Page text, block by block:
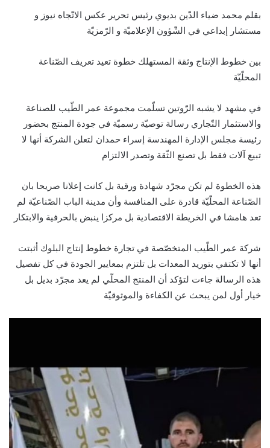
بقلم محمد ضياء الدّين بديوي رئيس تحرير عكس الاتّجاه نيوز و
مستشار إبداعي في الشّؤون الإعلاميّة و الرّمزيّة
بين خطوط الإنتاج وثقة المستهلك خطوة تعيد تعريف الصّناعة
المحلّيّة
في مشهد لا يشبه الرّوتين تسلّمت مجموعة عمر الطّيب للصناعة
والاستثمار التّجاري رسالة توصيّة رسميّة في جودة المنتج بحضور
رئيسة مجلس الإدارة المهندسة إسراء حمدان لتعلن الشركة أنها لا
تبيع آلات فقط بل تصنع الثّقة وتصدر الالتزام
هذه الخطوة لم تكن مجرّد شهادة ورقية بل كانت إعلانا صريحا بان
الصّناعة المحلّيّة قادرة على المنافسة وأن مدينة الباب الصّناعيّة لم
تعد هامشا في الخريطة الاقتصادية بل مركزا ينبض بالحرفية والابتكار
شركة عمر الطّيب المتخصّصة في تجارة خطوط إنتاج البلوك أثبتت
أنها لا تكتفي بتوريد المعدات بل تلتزم بمعايير الجودة في كل تفصيل
هذه الرسالة جاءت لتؤكد أن المنتج المحلّي لم يعد مجرّد بديل بل
خيار أول لمن يبحث عن الكفاءة والموثوقيّة